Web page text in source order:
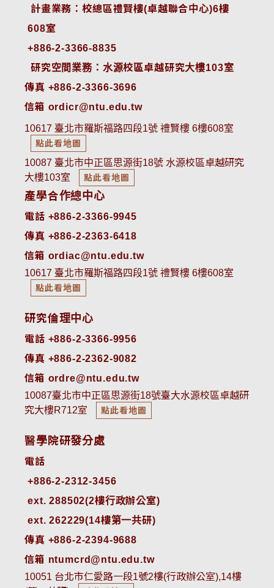
計畫業務：校總區禮賢樓(卓越聯合中心)6樓
608室
+886-2-3366-8835
研究空間業務：水源校區卓越研究大樓103室
傳真 +886-2-3366-3696
信箱 ordicr@ntu.edu.tw
10617 臺北市羅斯福路四段1號 禮賢樓 6樓608室
點此看地圖
10087 臺北市中正區思源街18號 水源校區卓越研究
大樓103室
點此看地圖
產學合作總中心
電話 +886-2-3366-9945
傳真 +886-2-2363-6418
信箱 ordiac@ntu.edu.tw
10617 臺北市羅斯福路四段1號 禮賢樓 6樓608室
點此看地圖
研究倫理中心
電話 +886-2-3366-9956
傳真 +886-2-2362-9082
信箱 ordre@ntu.edu.tw
10087臺北市中正區思源街18號臺大水源校區卓越研
究大樓R712室
點此看地圖
醫學院研發分處
電話
ext. 288502(2樓行政辦公室)
ext. 262229(14樓第一共研)
傳真 +886-2-2394-9688
信箱 ntumcrd@ntu.edu.tw
10051 台北市仁愛路一段1號2樓(行政辦公室),14樓